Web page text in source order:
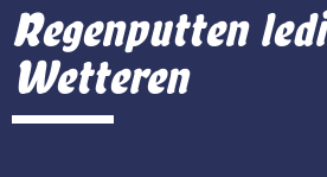
Regenputten
Wetteren